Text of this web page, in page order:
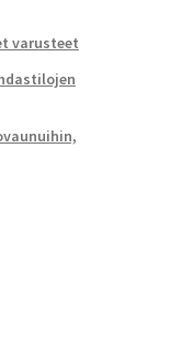
varusteet